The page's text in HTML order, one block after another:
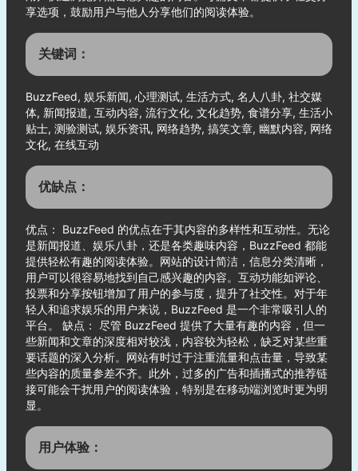
享选项，鼓励用户与他人分享他们的阅读体验。
关键词：
BuzzFeed, 娱乐新闻, 心理测试, 生活方式, 名人八卦, 社交媒
体, 新闻报道, 互动内容, 流行文化, 文化趋势, 食谱分享, 生活小
贴士, 测验测试, 娱乐资讯, 网络趋势, 搞笑文章, 幽默内容, 网络
文化, 在线互动
优缺点：
优点： BuzzFeed 的优点在于其内容的多样性和互动性。无论
是新闻报道、娱乐八卦，还是各类趣味内容，BuzzFeed 都能
提供轻松有趣的阅读体验。网站的设计简洁，信息分类清晰，
用户可以很容易地找到自己感兴趣的内容。互动功能如评论、
投票和分享按钮增加了用户的参与度，提升了社交性。对于年
轻人和追求娱乐的用户来说，BuzzFeed 是一个非常吸引人的
平台。 缺点： 尽管 BuzzFeed 提供了大量有趣的内容，但一
些新闻和文章的深度相对较浅，内容较为轻松，缺乏对某些重
要话题的深入分析。网站有时过于注重流量和点击量，导致某
些内容的质量参差不齐。此外，过多的广告和插播式的推荐链
接可能会干扰用户的阅读体验，特别是在移动端浏览时更为明
显。
用户体验：